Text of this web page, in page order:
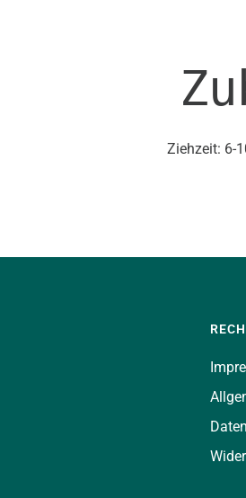
Ziehzeit: 6-